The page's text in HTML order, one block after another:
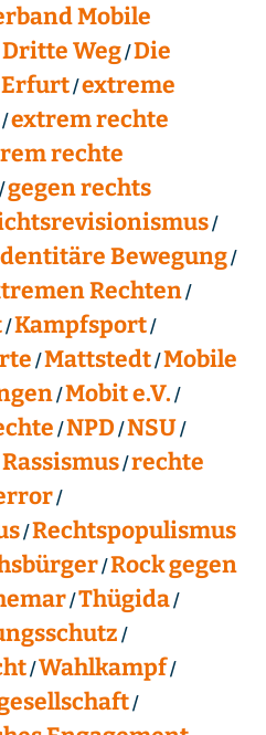
Mobile
Weg Die
Erfurt extreme
extrem rechte
rechte
gegen rechts
Bewegung
Rechten
Kampfsport
Mattstedt Mobile
Mobit e.V.
NPD NSU
Rassismus rechte
Rechtspopulismus
Rock gegen
Thügida
Wahlkampf